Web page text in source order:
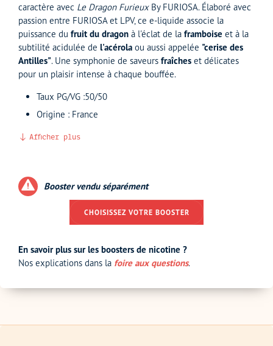
caractère avec Le Dragon FurieuxBy FURIOSA. Élaboré avec
passion entre FURIOSA et LPV, ce e-liquide associe la
puissance du fruit du dragon à l'éclat de la framboise et à la
subtilité acidulée de l'acérola ou aussi appelée "cerise des
Antilles". Une symphonie de saveurs fraîches et délicates
pour un plaisir intense à chaque bouffée.
Taux PG/VG :50/50
Origine : France
Afficher plus
Booster vendu séparément
CHOISISSEZ VOTRE BOOSTER
En savoir plus sur les boosters de nicotine ?
Nos explications dans la foire aux questions.